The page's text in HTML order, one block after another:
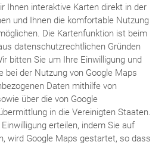
Ihnen interaktive Karten direkt in der
und Ihnen die komfortable Nutzung
Die Kartenfunktion ist beim
datenschutzrechtlichen Gründen
bitten Sie um Ihre Einwilligung und
bei der Nutzung von Google Maps
Daten mithilfe von
über die von Google
in die Vereinigten Staaten.
erteilen, indem Sie auf
wird Google Maps gestartet, so dass